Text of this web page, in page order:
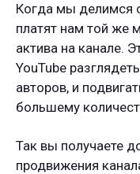
Когда мы делимся
платят нам той же
актива на канале.
YouTube
авторов, и
большему
Так вы получаете
продвижения